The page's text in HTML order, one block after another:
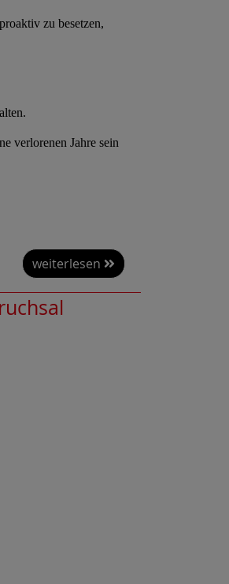
zu besetzen,
verlorenen Jahre sein
weiterlesen